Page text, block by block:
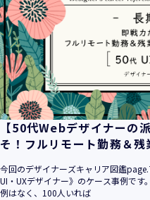
【50代Webデザイナーの
そ！フルリモート勤務＆
今回のデザイナーズキャリア図鑑
UI・UXデザイナー》のケース事例で
例はなく、100人いれば